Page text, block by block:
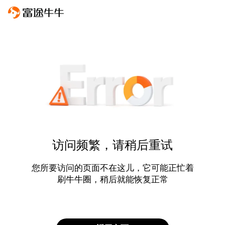
访问频繁，请稍后重试
您所要访问的页面不在这儿，它可能正忙着
刷牛牛圈，稍后就能恢复正常